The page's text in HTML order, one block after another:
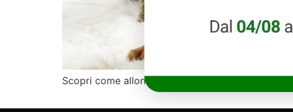
Scopri come allontanare gli animali dal giardino